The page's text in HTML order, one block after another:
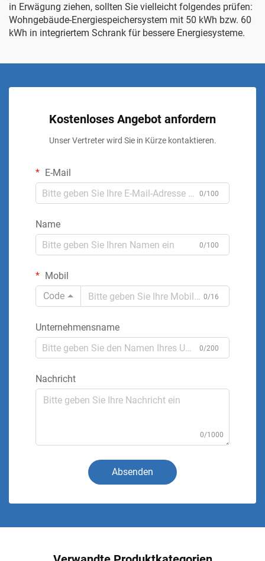
in Erwägung ziehen, sollten Sie vielleicht folgendes prüfen:
Wohngebäude-Energiespeichersystem mit 50 kWh bzw. 60
kWh in integriertem Schrank für bessere Energiesysteme.
Kostenloses Angebot anfordern
Unser Vertreter wird Sie in Kürze kontaktieren.
E-Mail
0/100
Name
0/100
Mobil
Code
0/16
Unternehmensname
0/200
Nachricht
0/1000
Absenden